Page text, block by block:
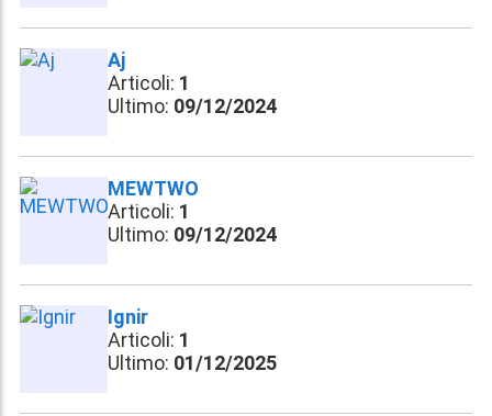
Aj
Articoli: 1
Ultimo: 09/12/2024
MEWTWO
Articoli: 1
Ultimo: 09/12/2024
Ignir
Articoli: 1
Ultimo: 01/12/2025